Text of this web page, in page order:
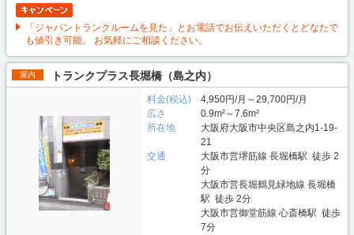
「ジャパントランクルームを見た」とお電話でお伝えいただくとどなたで
も値引き可能。 お気軽にご相談ください。
屋内 トランクプラス長堀橋（島之内）
料金(税込)
4,950円/月～29,700円/月
広さ
0.9m²～7.6m²
所在地
大阪府大阪市中央区島之内1-19-
21
交通
大阪市営堺筋線 長堀橋駅 徒歩 2
分
大阪市営長堀鶴見緑地線 長堀橋
駅 徒歩 2分
大阪市営御堂筋線 心斎橋駅 徒歩
7分